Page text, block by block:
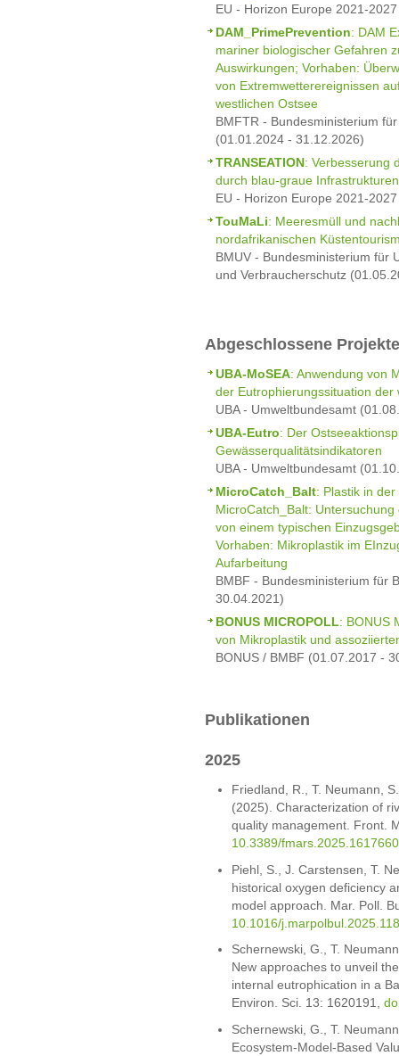
EU - Horizon Europe 2021-
DAM_PrimePrevention: DAM
mariner biologischer Gefahren
Auswirkungen; Vorhaben:
von Extremwetterereignissen
westlichen Ostsee
BMFTR - Bundesministerium
(01.01.2024 - 31.12.2026)
TRANSEATION: Verbesserung
durch blau-graue
EU - Horizon Europe 2021-
TouMaLi: Meeresmüll und
nordafrikanischen
BMUV - Bundesministerium für
und Verbraucherschutz
Abgeschlossene Projekte
UBA-MoSEA: Anwendung von
der Eutrophierungssituation der
UBA - Umweltbundesamt
UBA-Eutro: Der
Gewässerqualitätsindikatoren
UBA - Umweltbundesamt
MicroCatch_Balt: Plastik in
MicroCatch_Balt:
von einem typischen
Vorhaben: Mikroplastik im
Aufarbeitung
BMBF - Bundesministerium für
30.04.2021)
BONUS MICROPOLL: BONUS
von Mikroplastik und
BONUS / BMBF (01.07.2017 -
Publikationen
2025
Friedland, R., T. Neumann,
(2025). Characterization of
quality management. Front.
10.3389/fmars.2025.1617660
Piehl, S., J. Carstensen, T.
historical oxygen deficiency
model approach. Mar. Poll.
10.1016/
Schernewski, G., T.
New approaches to unveil
internal eutrophication in a
Environ. Sci. 13: 1620191,
Schernewski, G., T.
Ecosystem-Model-Based